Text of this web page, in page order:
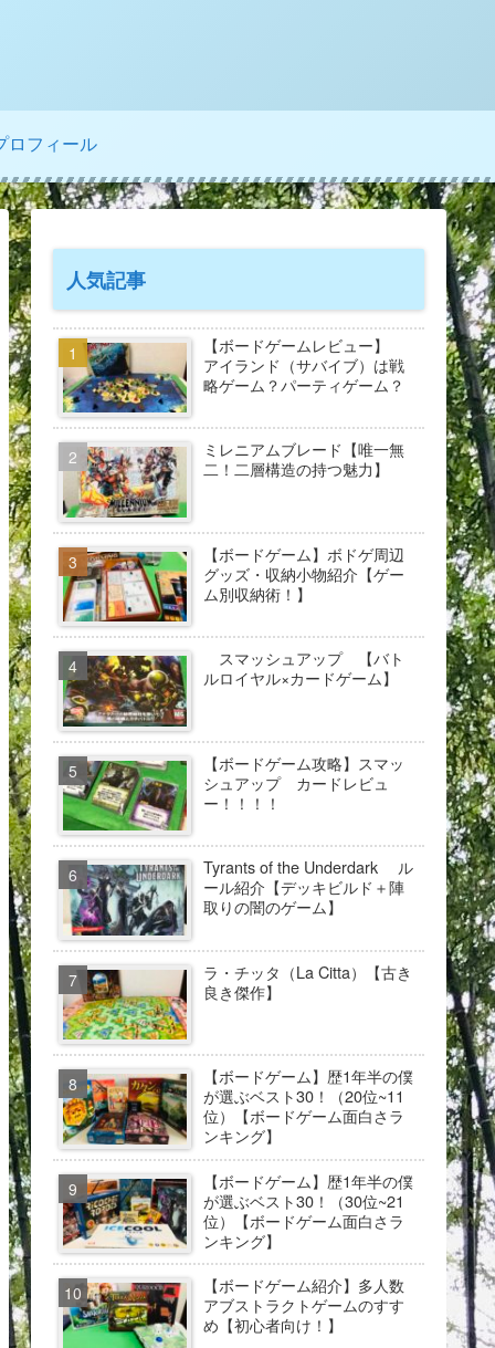
ロフィール
人気記事
【ボードゲームレビュー】
アイランド（サバイブ）は戦
略ゲーム？パーティゲーム？
ミレニアムブレード【唯一無
二！二層構造の持つ魅力】
【ボードゲーム】ボドゲ周辺
グッズ・収納小物紹介【ゲー
ム別収納術！】
スマッシュアップ 【バト
ルロイヤル×カードゲーム】
【ボードゲーム攻略】スマッ
シュアップ カードレビュ
ー！！！！
Tyrants of the Underdark ル
ール紹介【デッキビルド＋陣
取りの闇のゲーム】
ラ・チッタ（La Citta）【古き
良き傑作】
【ボードゲーム】歴1年半の僕
が選ぶベスト30！（20位~11
位）【ボードゲーム面白さラ
ンキング】
【ボードゲーム】歴1年半の僕
が選ぶベスト30！（30位~21
位）【ボードゲーム面白さラ
ンキング】
【ボードゲーム紹介】多人数
アブストラクトゲームのすす
め【初心者向け！】